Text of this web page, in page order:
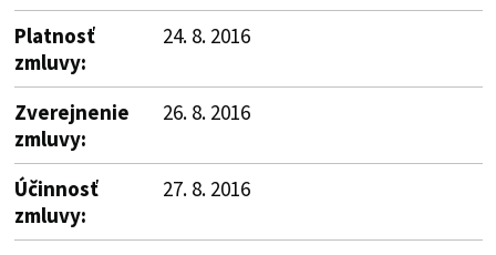
Platnosť
zmluvy:
24. 8. 2016
Zverejnenie
zmluvy:
26. 8. 2016
Účinnosť
zmluvy:
27. 8. 2016